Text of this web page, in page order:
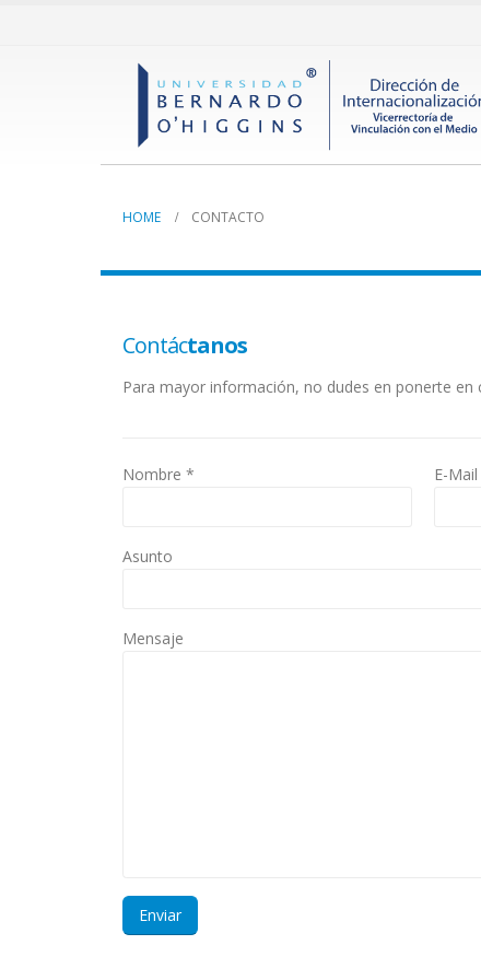
HOME CONTACTO
Contáctanos
Para mayor información, no dudes en ponerte
Nombre * E-
Asunto
Mensaje